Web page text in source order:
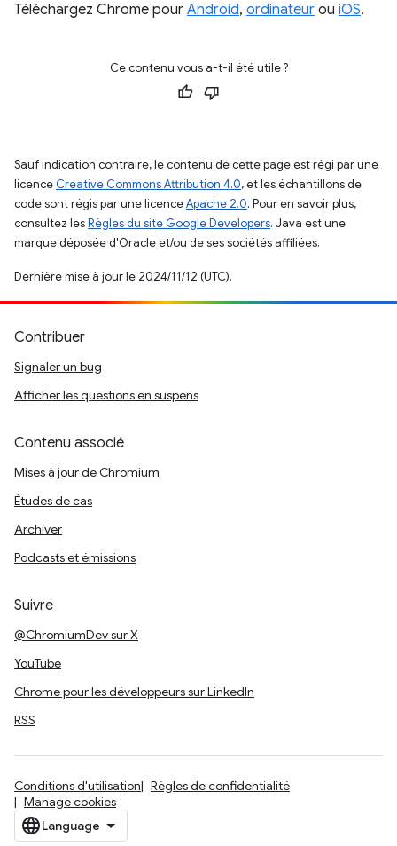
Téléchargez Chrome pour Android, ordinateur ou iOS.
Ce contenu vous a-t-il été utile ?
Sauf indication contraire, le contenu de cette page est régi par une
licence Creative Commons Attribution 4.0, et les échantillons de
code sont régis par une licenceApache 2.0. Pour en savoir plus,
consultez lesRègles du site Google Developers. Java est une
marque déposée d'Oracle et/ou de ses sociétés affiliées.
Dernière mise à jour le 2024/11/12 (UTC).
Contribuer
Signaler un bug
Afficher les questions en suspens
Contenu associé
Mises à jour de Chromium
Études de cas
Archiver
Podcasts et émissions
Suivre
@ChromiumDev sur X
YouTube
Chrome pour les développeurs sur LinkedIn
RSS
Conditions d'utilisation
Règles de confidentialité
Manage cookies